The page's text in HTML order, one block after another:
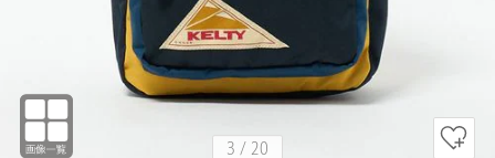
3 / 20
PINK